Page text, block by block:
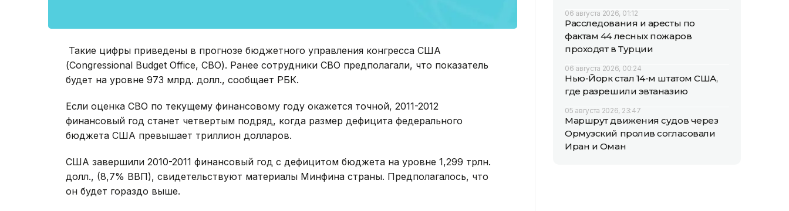
Такие цифры приведены в прогнозе бюджетного управления конгресса США
(Congressional Budget Office, CBO). Ранее сотрудники CBO предполагали, что показатель
будет на уровне 973 млрд. долл., сообщает РБК.
Если оценка CBO по текущему финансовому году окажется точной, 2011-2012
финансовый год станет четвертым подряд, когда размер дефицита федерального
бюджета США превышает триллион долларов.
США завершили 2010-2011 финансовый год с дефицитом бюджета на уровне 1,299 трлн.
долл., (8,7% ВВП), свидетельствуют материалы Минфина страны. Предполагалось, что
он будет гораздо выше.
06 августа 2026, 01:12
Расследования и аресты по
фактам 44 лесных пожаров
проходят в Турции
06 августа 2026, 00:24
Нью-Йорк стал 14-м штатом США,
где разрешили эвтаназию
05 августа 2026, 23:47
Маршрут движения судов через
Ормузский пролив согласовали
Иран и Оман